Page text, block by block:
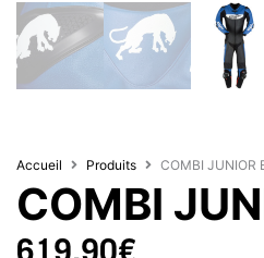
Accueil Produits COMBI JUNIOR
COMBI